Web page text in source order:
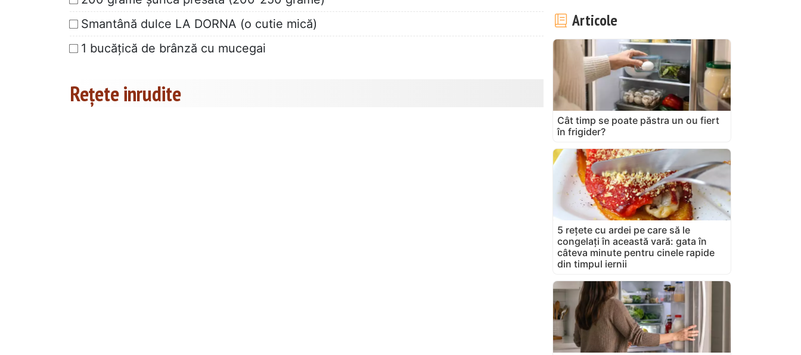
Smantână dulce LA DORNA (o cutie mică)
1 bucățică de brânză cu mucegai
Rețete inrudite
Articole
Cât timp se poate păstra un ou fiert
în frigider?
5 rețete cu ardei pe care să le
congelați în această vară: gata în
câteva minute pentru cinele rapide
din timpul iernii